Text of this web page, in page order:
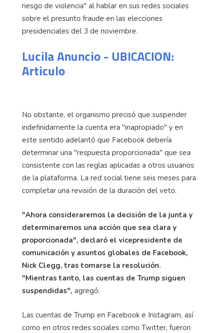
riesgo de violencia" al hablar en sus redes sociales
sobre el presunto fraude en las elecciones
presidenciales del 3 de noviembre.
Lucila Anuncio - UBICACION:
Articulo
No obstante, el organismo precisó que suspender
indefinidamente la cuenta era "inapropiado" y en
este sentido adelantó que Facebook debería
determinar una "respuesta proporcionada" que sea
consistente con las reglas aplicadas a otros usuarios
de la plataforma. La red social tiene seis meses para
completar una revisión de la duración del veto.
"Ahora consideraremos la decisión de la junta y
determinaremos una acción que sea clara y
proporcionada", declaró el vicepresidente de
comunicación y asuntos globales de Facebook,
Nick Clegg, tras tomarse la resolución.
"Mientras tanto, las cuentas de Trump siguen
suspendidas", agregó.
Las cuentas de Trump en Facebook e Instagram, así
como en otros redes sociales como Twitter, fueron